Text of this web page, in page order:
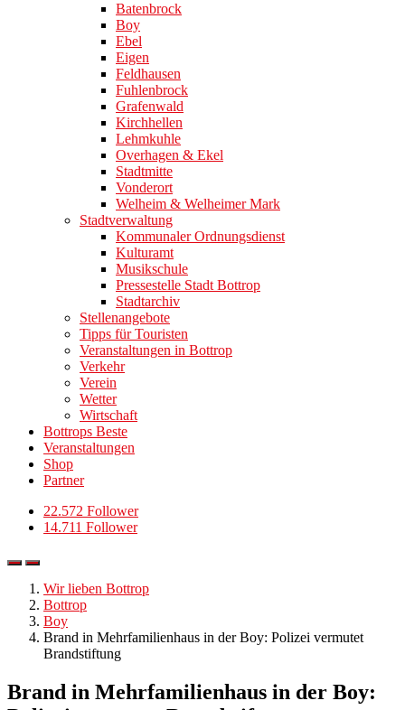
Batenbrock
Boy
Ebel
Eigen
Feldhausen
Fuhlenbrock
Grafenwald
Kirchhellen
Lehmkuhle
Overhagen & Ekel
Stadtmitte
Vonderort
Welheim & Welheimer Mark
Stadtverwaltung
Kommunaler Ordnungsdienst
Kulturamt
Musikschule
Pressestelle Stadt Bottrop
Stadtarchiv
Stellenangebote
Tipps für Touristen
Veranstaltungen in Bottrop
Verkehr
Verein
Wetter
Wirtschaft
Bottrops Beste
Veranstaltungen
Shop
Partner
22.572 Follower
14.711 Follower
Wir lieben Bottrop
Bottrop
Boy
Brand in Mehrfamilienhaus in der Boy: Polizei vermutet
Brandstiftung
Brand in Mehrfamilienhaus in der Boy: